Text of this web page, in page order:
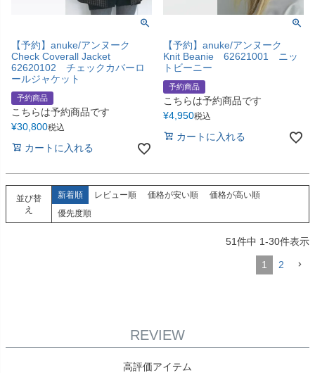
【予約】anuke/アンヌーク
Check Coverall Jacket
62620102 チェックカバーロ
ールジャケット
予約商品
こちらは予約商品です
¥30,800税込
カートに入れる
【予約】anuke/アンヌーク
Knit Beanie 62621001 ニッ
トビーニー
予約商品
こちらは予約商品です
¥4,950税込
カートに入れる
並び替
え
新着順 レビュー順 価格が安い順
価格が高い順
優先度順
51件中 1-30件表示
1 2
REVIEW
高評価アイテム